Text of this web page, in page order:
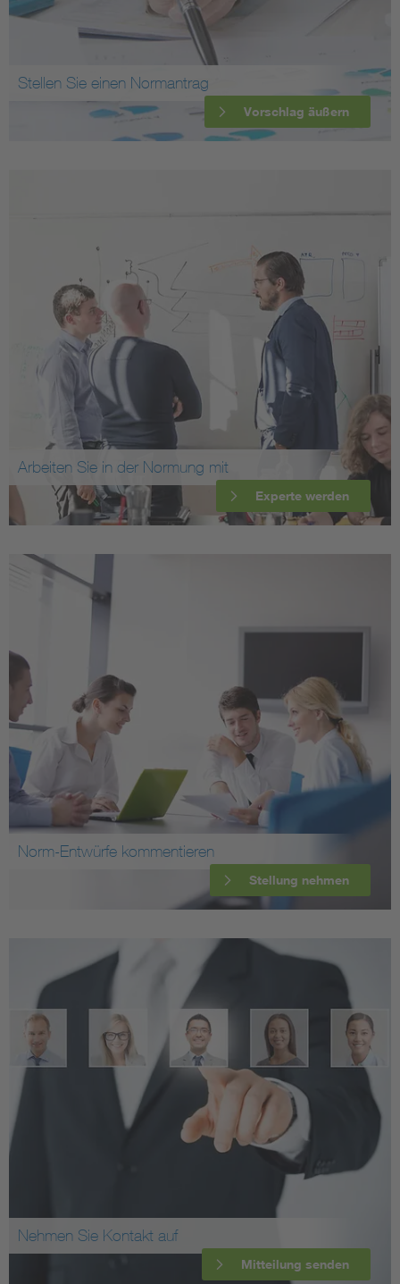
Stellen Sie einen Normantrag
Vorschlag äußern
Arbeiten Sie in der Normung mit
Experte werden
Norm-Entwürfe kommentieren
Stellung nehmen
Nehmen Sie Kontakt auf
Mitteilung senden